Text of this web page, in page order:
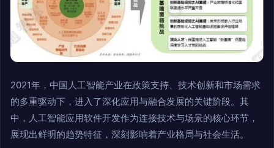
2021年，中国人工智能产业在政策支持、技术创新和市场需求
的多重驱动下，进入了深化应用与融合发展的关键阶段。其
中，人工智能应用软件开发作为连接技术与场景的核心环节，
展现出鲜明的趋势特征，深刻影响着产业格局与社会生活。